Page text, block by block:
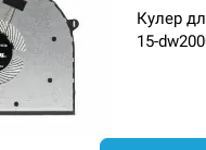
Кулер
15-